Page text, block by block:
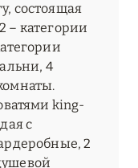
состоящая
– категории
4
king-
с
2